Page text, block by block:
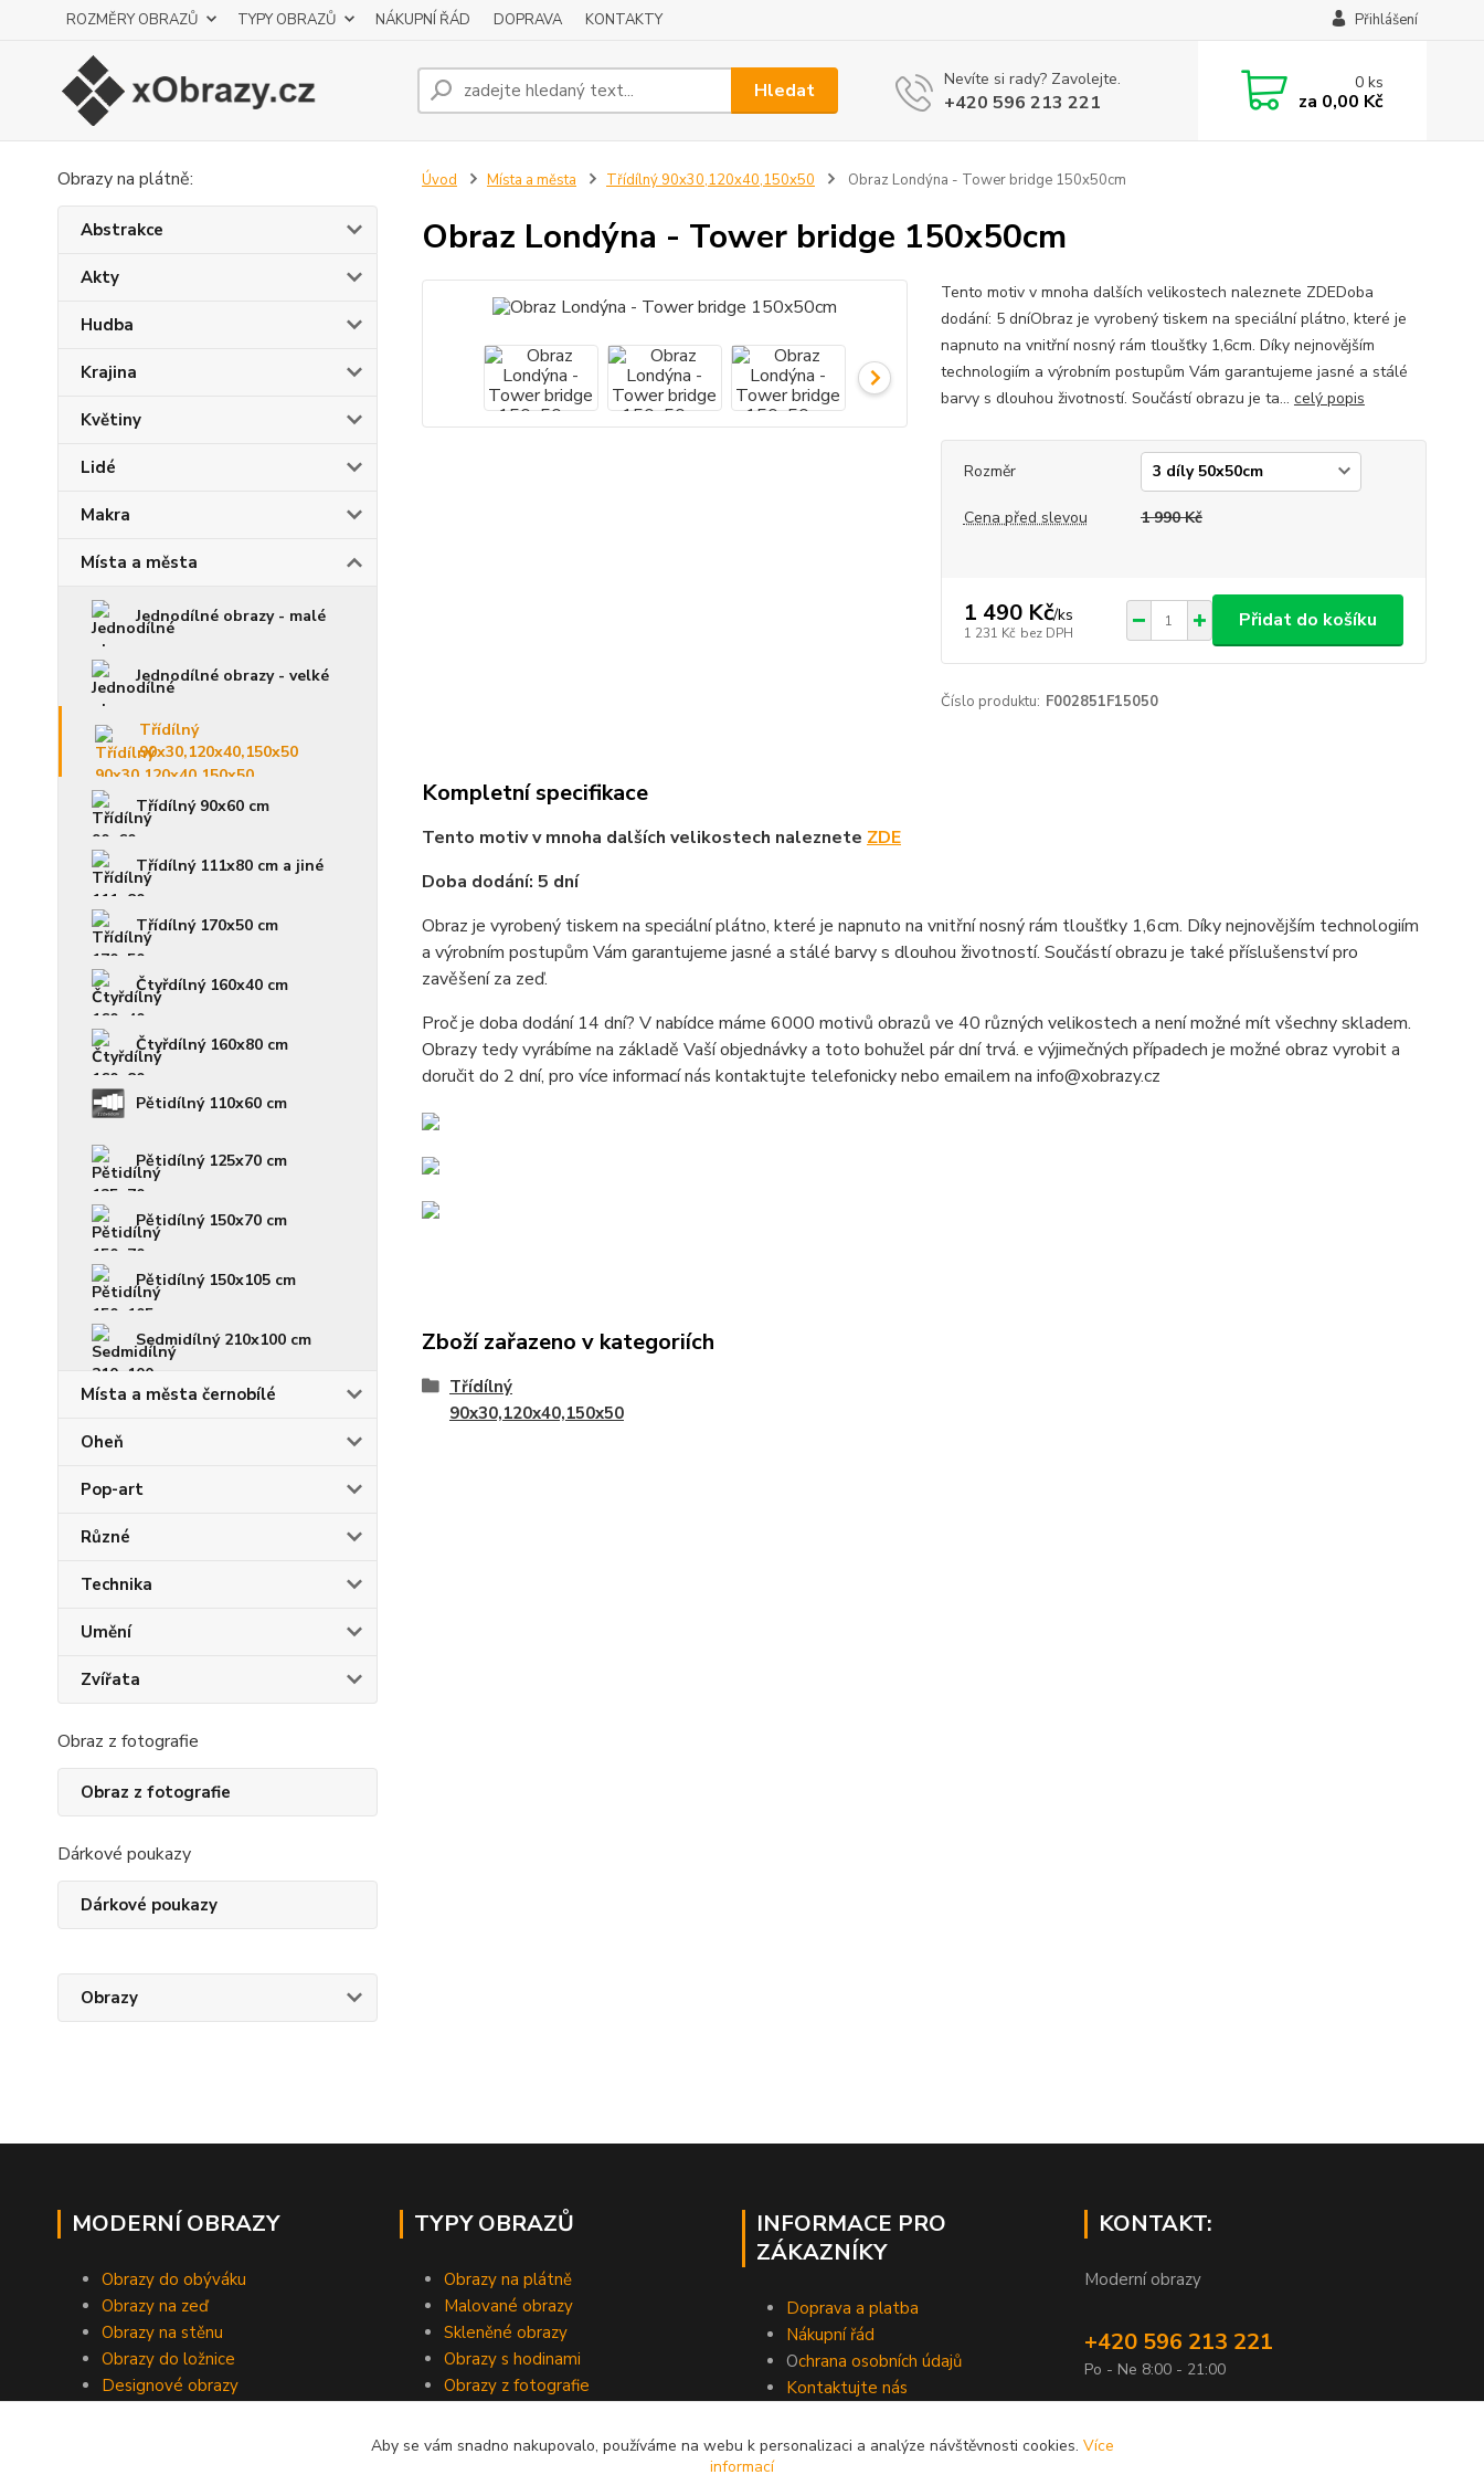
ROZMĚRY OBRAZŮ TYPY OBRAZŮ NÁKUPNÍ ŘÁD DOPRAVA KONTAKTY Přihlášení
Hledat Nevíte si rady? Zavolejte.
+420 596 213 221
0ks
za 0,00 Kč
Obrazy na plátně:
Abstrakce
Akty
Hudba
Krajina
Květiny
Lidé
Makra
Místa a města
Jednodílné obrazy - malé
Jednodílné obrazy - velké
Třídílný
90x30,120x40,150x50
Třídílný 90x60 cm
Třídílný 111x80 cm a jiné
Třídílný 170x50 cm
Čtyřdílný 160x40 cm
Čtyřdílný 160x80 cm
Pětidílný 110x60 cm
Pětidílný 125x70 cm
Pětidílný 150x70 cm
Pětidílný 150x105 cm
Sedmidílný 210x100 cm
Místa a města černobílé
Oheň
Pop-art
Různé
Technika
Umění
Zvířata
Obraz z fotografie
Obraz z fotografie
Dárkové poukazy
Dárkové poukazy
Obrazy
Úvod Místa a města Třídílný 90x30,120x40,150x50 Obraz Londýna - Tower bridge 150x50cm
Obraz Londýna - Tower bridge 150x50cm
Tento motiv v mnoha dalších velikostech naleznete ZDEDoba
dodání: 5 dníObraz je vyrobený tiskem na speciální plátno, které je
napnuto na vnitřní nosný rám tloušťky 1,6cm. Díky nejnovějším
technologiím a výrobním postupům Vám garantujeme jasné a stálé
barvy s dlouhou životností. Součástí obrazu je ta... celý popis
Rozměr
Cena před slevou 1 990 Kč
1 490 Kč/ks
1 231 Kč bez DPH
Přidat do košíku
Číslo produktu: F002851F15050
Kompletní specifikace
Tento motiv v mnoha dalších velikostech naleznete ZDE
Doba dodání: 5 dní
Obraz je vyrobený tiskem na speciální plátno, které je napnuto na vnitřní nosný rám tloušťky 1,6cm. Díky nejnovějším technologiím
a výrobním postupům Vám garantujeme jasné a stálé barvy s dlouhou životností. Součástí obrazu je také příslušenství pro
zavěšení za zeď.
Proč je doba dodání 14 dní? V nabídce máme 6000 motivů obrazů ve 40 různých velikostech a není možné mít všechny skladem.
Obrazy tedy vyrábíme na základě Vaší objednávky a toto bohužel pár dní trvá. e výjimečných případech je možné obraz vyrobit a
doručit do 2 dní, pro více informací nás kontaktujte telefonicky nebo emailem na info@xobrazy.cz
Zboží zařazeno v kategoriích
Třídílný
90x30,120x40,150x50
MODERNÍ OBRAZY
Obrazy do obýváku
Obrazy na zeď
Obrazy na stěnu
Obrazy do ložnice
Designové obrazy
TYPY OBRAZŮ
Obrazy na plátně
Malované obrazy
Skleněné obrazy
Obrazy s hodinami
Obrazy z fotografie
INFORMACE PRO
ZÁKAZNÍKY
Doprava a platba
Nákupní řád
Ochrana osobních údajů
Kontaktujte nás
KONTAKT:
Moderní obrazy
+420 596 213 221
Po - Ne 8:00 - 21:00
Aby se vám snadno nakupovalo, používáme na webu k personalizaci a analýze návštěvnosti cookies. Více
informací